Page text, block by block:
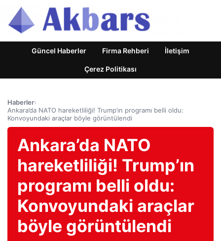
Güncel Haberler Firma Rehberi İletişim
Çerez Politikası
Haberler›
Ankara’da NATO hareketliliği! Trump’ın programı belli oldu:
Konvoyundaki araçlar böyle görüntülendi
Ankara’da NATO
hareketliliği! Trump’ın
programı belli oldu:
Konvoyundaki araçlar
böyle görüntülendi